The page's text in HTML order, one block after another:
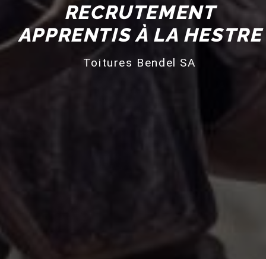
RECRUTEMENT
APPRENTIS À LA HESTRE
Toitures Bendel SA